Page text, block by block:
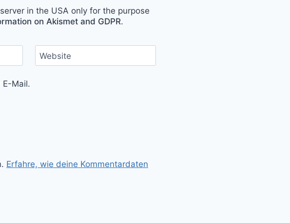
in the USA only for the purpose
on Akismet and GDPR.
Website
E-Mail.
Erfahre, wie deine Kommentardaten